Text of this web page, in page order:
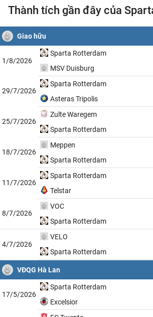
Thành tích gần đây của
Giao hữu
1/8/2026
Sparta Rotterdam
MSV Duisburg
29/7/2026
Sparta Rotterdam
Asteras Tripolis
25/7/2026
Zulte Waregem
Sparta Rotterdam
18/7/2026
Meppen
Sparta Rotterdam
11/7/2026
Sparta Rotterdam
Telstar
8/7/2026
VOC
Sparta Rotterdam
4/7/2026
VELO
Sparta Rotterdam
VĐQG Hà Lan
17/5/2026
Sparta Rotterdam
Excelsior